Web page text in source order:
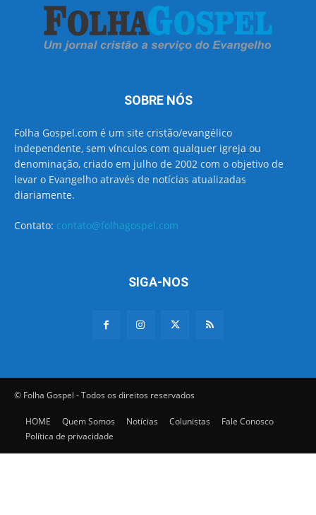
SOBRE NÓS
Folha Gospel.com é um site cristão/evangélico
independente, sem vínculos com qualquer igreja ou
denominação, criado em julho de 2002 com o objetivo de
levar o Evangelho através de notícias atualizadas
diariamente.
Contato: contato@folhagospel.com
SIGA-NOS
© Folha Gospel - Todos os direitos reservados
HOME Quem Somos Notícias Colunistas
Fale Conosco
Política de privacidade